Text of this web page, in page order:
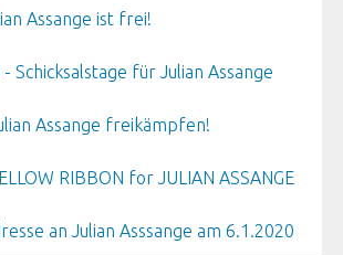
Assange ist frei!
Schicksalstage für Julian Assange
Assange freikämpfen!
RIBBON for JULIAN ASSANGE
an Julian Asssange am 6.1.2020